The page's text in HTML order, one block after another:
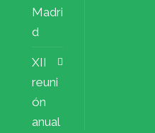
Madri
d
XII
reuni
ón
anual